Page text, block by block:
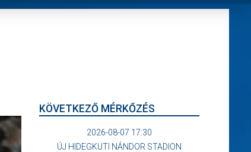
KÖVETKEZŐ MÉRKŐZÉS
2026-08-07 17:30
ÚJ HIDEGKUTI NÁNDOR STADION